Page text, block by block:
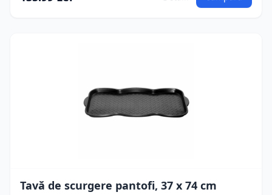
Tavă de scurgere pantofi, 37 x 74 cm